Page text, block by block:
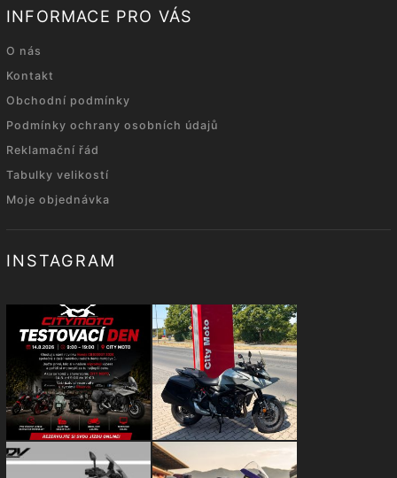
INFORMACE PRO VÁS
O nás
Kontakt
Obchodní podmínky
Podmínky ochrany osobních údajů
Reklamační řád
Tabulky velikostí
Moje objednávka
INSTAGRAM